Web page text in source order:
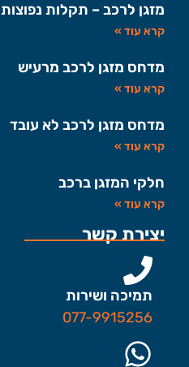
מזגן לרכב – תקלות נפוצות
קרא עוד »
מדחס מזגן לרכב מרעיש
קרא עוד »
מדחס מזגן לרכב לא עובד
קרא עוד »
חלקי המזגן ברכב
קרא עוד »
יצירת קשר
תמיכה ושירות
077-9915256